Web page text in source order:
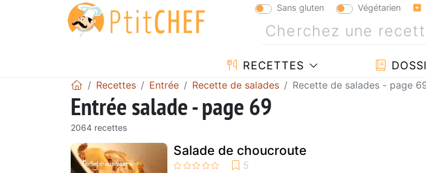
Sans gluten Végétarien
RECETTES
Recettes Entrée Recette de salades Recette de salades - page
Entrée salade - page 69
2064 recettes
Salade de choucroute